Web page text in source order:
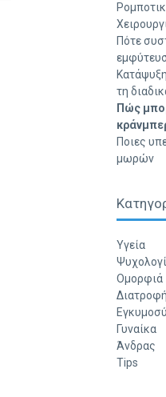
Πότε
τη
Πώς
Ποιες
μωρών
Υγεία
Ομορφιά
Διατροφή
Γυναίκα
Άνδρας
Tips